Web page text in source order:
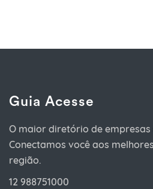
Guia Acesse
O maior diretório de empresas
Conectamos você aos
região.
12 988751000